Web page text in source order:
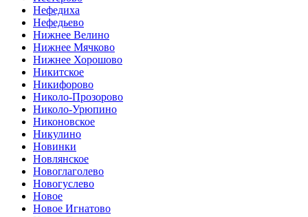
Нефедиха
Нефедьево
Нижнее Велино
Нижнее Мячково
Нижнее Хорошово
Никитское
Никифорово
Николо-Прозорово
Николо-Урюпино
Никоновское
Никулино
Новинки
Новлянское
Новоглаголево
Новогуслево
Новое
Новое Игнатово